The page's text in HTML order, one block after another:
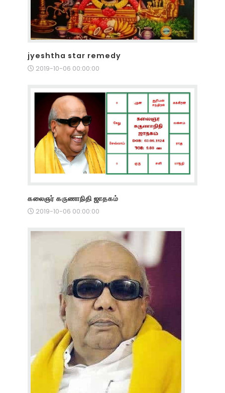
jyeshtha star remedy
2019-10-06 00:00:00
கலைஞர் கருணாநிதி ஜாதகம்
2019-10-06 00:00:00